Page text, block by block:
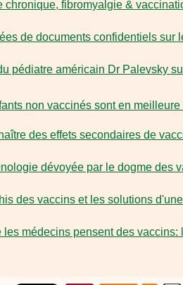
chronique, fibromyalgie &
de documents confidentiels sur
pédiatre américain Dr Palevsky
non vaccinés sont en meilleure
des effets secondaires de
dévoyée par le dogme des
des vaccins et les solutions
les médecins pensent des